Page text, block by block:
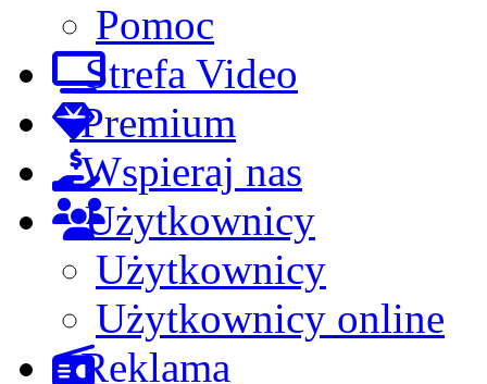
Pomoc
Strefa Video
Premium
Wspieraj nas
Użytkownicy
Użytkownicy
Użytkownicy online
Reklama